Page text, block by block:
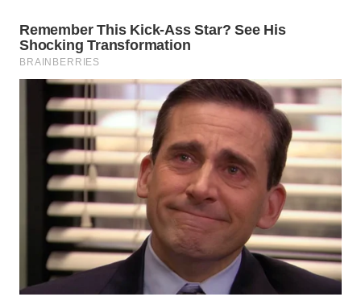
WN
LABUHANBATU
WN
TAPANULI
TENGAH
WN DELI
SERDANG
WN
TEBING
TINGGI